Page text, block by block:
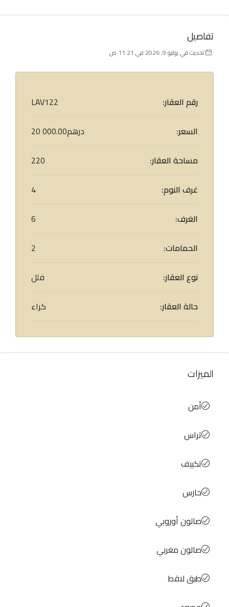
تفاصيل
تحديث في يوليو 9, 2026 في 11:21 ص
رقم العقار:
LAV122
السعر:
20 000.00درهم
مساحة العقار:
220
غرف النوم:
4
الغرف:
6
الحمامات:
2
نوع العقار:
فلل
حالة العقار:
كراء
الميزات
أمن
تراس
تكييف
حارس
صالون أوروبي
صالون مغربي
طبق لاقط